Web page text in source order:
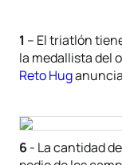
1 – El triatlón
la medallista del
Reto Hug
6 - La cantidad